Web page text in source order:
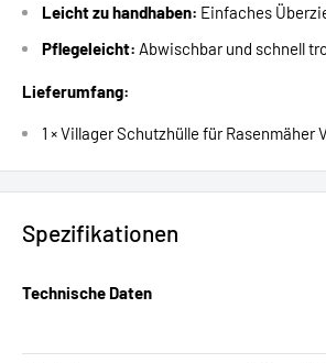
Leicht zu handhaben: Einfaches
Pflegeleicht: Abwischbar und schnell
Lieferumfang:
1 × Villager Schutzhülle für Rasenmäher
Spezifikationen
Technische Daten